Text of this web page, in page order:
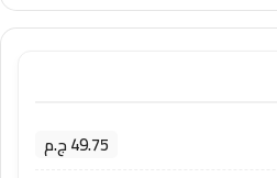
49.75 ج.م